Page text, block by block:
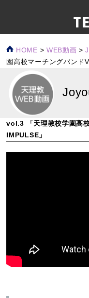
HOME > WEB動画 >
園高校マーチングバンド
vol.3 「天理教校学園高
IMPULSE」